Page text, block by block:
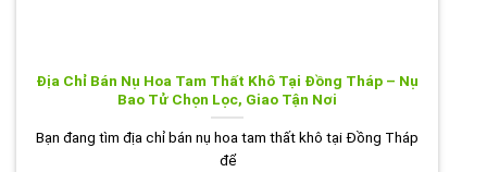
Địa Chỉ Bán Nụ Hoa Tam Thất Khô Tại Đồng Tháp – Nụ
Bao Tử Chọn Lọc, Giao Tận Nơi
Bạn đang tìm địa chỉ bán nụ hoa tam thất khô tại Đồng Tháp
để